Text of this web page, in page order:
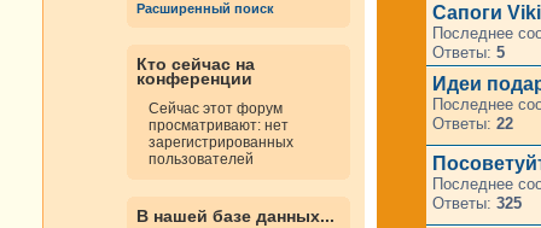
Расширенный поиск
Кто сейчас на
конференции
Сейчас этот форум
просматривают: нет
зарегистрированных
пользователей
В нашей базе данных...
Сапоги
Последнее
Ответы: 5
Идеи
Последнее
Ответы: 22
Последнее
Ответы: 325